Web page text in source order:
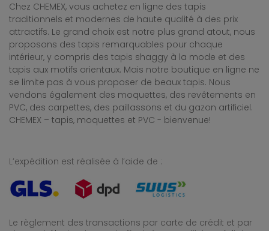
Chez CHEMEX, vous achetez en ligne des tapis
traditionnels et modernes de haute qualité à des prix
attractifs. Le grand choix est notre plus grand atout, nous
proposons des tapis remarquables pour chaque
intérieur, y compris des tapis shaggy à la mode et des
tapis aux motifs orientaux. Mais notre boutique en ligne ne
se limite pas à vous proposer de beaux tapis. Nous
vendons également des moquettes, des revêtements en
PVC, des carpettes, des paillassons et du gazon artificiel.
CHEMEX – tapis, moquettes et PVC - bienvenue!
L’expédition est réalisée à l’aide de :
Le règlement des transactions par carte de crédit et par